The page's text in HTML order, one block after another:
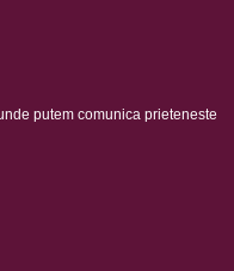
putem comunica prieteneste